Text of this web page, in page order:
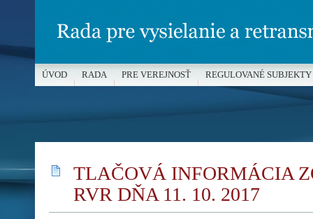
TLAČOVÁ INFORMÁCIA
RVR DŇA 11. 10. 2017
ÚVOD RADA PRE VEREJNOSŤ REGULOVANÉ SUBJEKTY